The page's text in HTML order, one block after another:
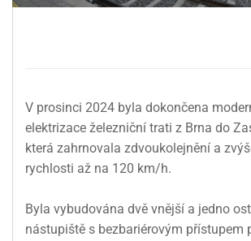
V prosinci 2024 byla dokončena
elektrizace železniční trati z Brna do
která zahrnovala zdvoukolejnění a
rychlosti až na 120 km/h.
Byla vybudována dvě vnější a jedno
nástupiště s bezbariérovým přístupem